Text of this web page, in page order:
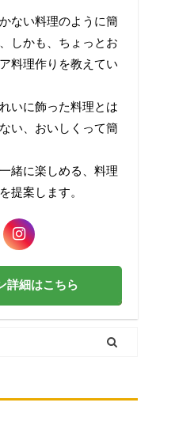
ない料理のように簡
しかも、ちょっとお
料理作りを教えてい
いに飾った料理とは
い、おいしくって簡
緒に楽しめる、料理
提案します。
詳細はこちら